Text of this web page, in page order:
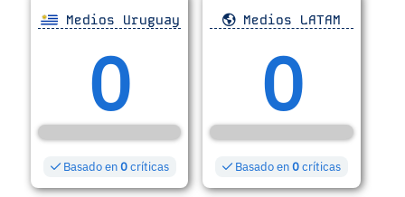
Medios Uruguay
0
Basado en0críticas
Medios LATAM
0
Basado en0críticas